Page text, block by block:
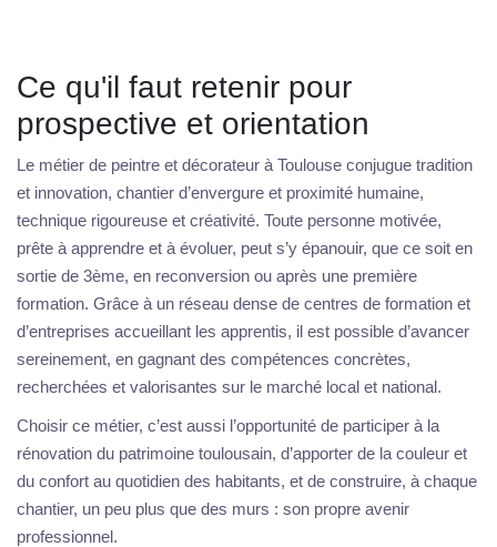
Ce qu'il faut retenir pour
prospective et orientation
Le métier de peintre et décorateur à Toulouse conjugue tradition
et innovation, chantier d’envergure et proximité humaine,
technique rigoureuse et créativité. Toute personne motivée,
prête à apprendre et à évoluer, peut s’y épanouir, que ce soit en
sortie de 3ème, en reconversion ou après une première
formation. Grâce à un réseau dense de centres de formation et
d’entreprises accueillant les apprentis, il est possible d’avancer
sereinement, en gagnant des compétences concrètes,
recherchées et valorisantes sur le marché local et national.
Choisir ce métier, c’est aussi l’opportunité de participer à la
rénovation du patrimoine toulousain, d’apporter de la couleur et
du confort au quotidien des habitants, et de construire, à chaque
chantier, un peu plus que des murs : son propre avenir
professionnel.